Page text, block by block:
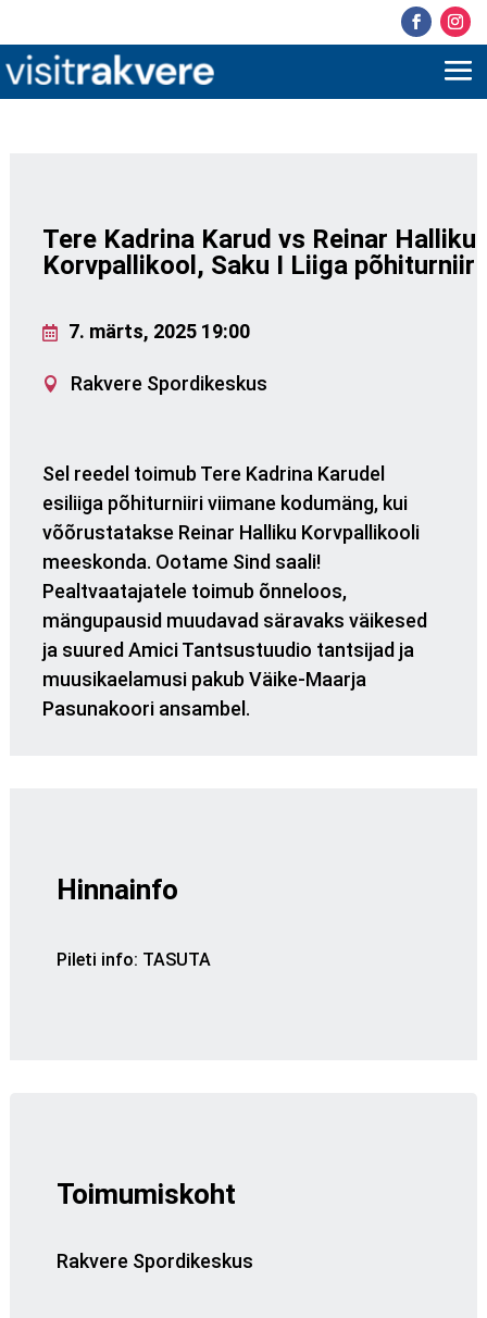
Tere Kadrina Karud vs Reinar Halliku
Korvpallikool, Saku I Liiga põhiturniir
7. märts, 2025 19:00
Rakvere Spordikeskus
Sel reedel toimub Tere Kadrina Karudel
esiliiga põhiturniiri viimane kodumäng, kui
võõrustatakse Reinar Halliku Korvpallikooli
meeskonda. Ootame Sind saali!
Pealtvaatajatele toimub õnneloos,
mängupausid muudavad säravaks väikesed
ja suured Amici Tantsustuudio tantsijad ja
muusikaelamusi pakub Väike-Maarja
Pasunakoori ansambel.
Hinnainfo
Pileti info: TASUTA
Toimumiskoht
Rakvere Spordikeskus